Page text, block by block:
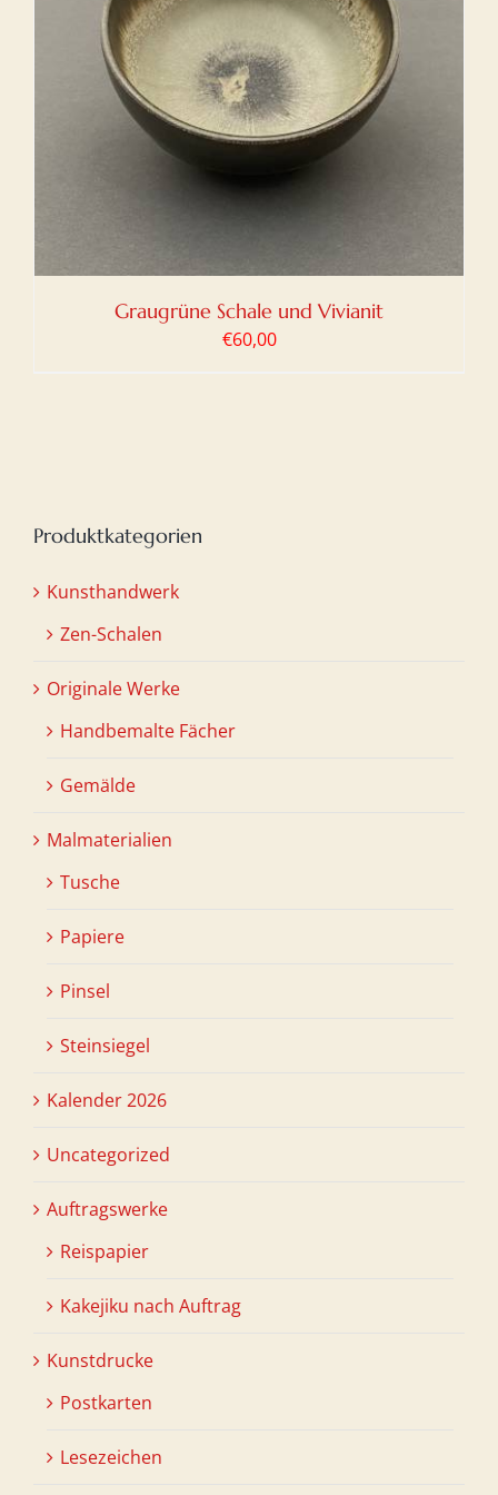
Graugrüne Schale und Vivianit
€60,00
Produktkategorien
Kunsthandwerk
Zen-Schalen
Originale Werke
Handbemalte Fächer
Gemälde
Malmaterialien
Tusche
Papiere
Pinsel
Steinsiegel
Kalender 2026
Uncategorized
Auftragswerke
Reispapier
Kakejiku nach Auftrag
Kunstdrucke
Postkarten
Lesezeichen